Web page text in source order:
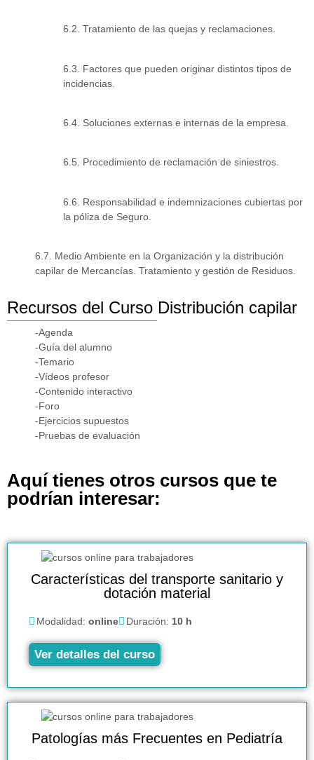
6.2. Tratamiento de las quejas y reclamaciones.
6.3. Factores que pueden originar distintos tipos de
incidencias.
6.4. Soluciones externas e internas de la empresa.
6.5. Procedimiento de reclamación de siniestros.
6.6. Responsabilidad e indemnizaciones cubiertas por
la póliza de Seguro.
6.7. Medio Ambiente en la Organización y la distribución
capilar de Mercancías. Tratamiento y gestión de Residuos.
Recursos del Curso Distribución capilar
-Agenda
-Guía del alumno
-Temario
-Vídeos profesor
-Contenido interactivo
-Foro
-Ejercicios supuestos
-Pruebas de evaluación
Aquí tienes otros cursos que te
podrían interesar:
Características del transporte sanitario y
dotación material
Modalidad: online Duración: 10 h
Ver detalles del curso
Patologías más Frecuentes en Pediatría